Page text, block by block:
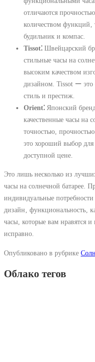
отличаются
количеством функций‚
будильник и компас.
Tissot⁚ Швейцарский
стильные часы на
высоким качеством
дизайном. Tissot ー
стиль и престиж.
Orient⁚ Японский
качественные часы на
точностью‚
это хороший выбор для
доступной цене.
Это лишь несколько из
часы на солнечной батарее.
индивидуальные
дизайн‚ функциональность‚
часы‚ которые вам нравятся
исправно.
Опубликовано в рубрике
Облако тегов